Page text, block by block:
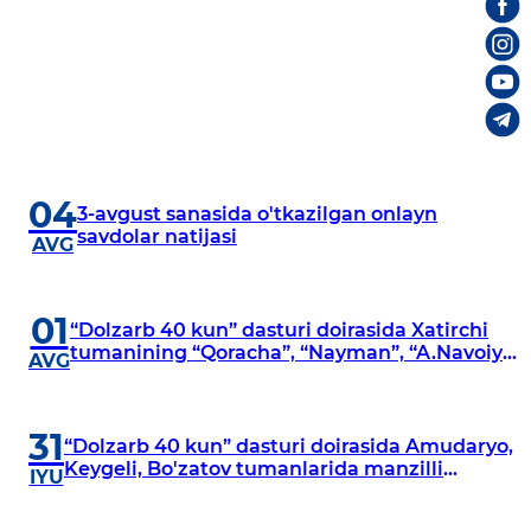
04
AVG
3-avgust sanasida o'tkazilgan onlayn
savdolar natijasi
01
AVG
“Dolzarb 40 kun” dasturi doirasida Xatirchi
tumanining “Qoracha”, “Nayman”, “A.Navoiy”
31
IYU
“Dolzarb 40 kun” dasturi doirasida Amudaryo,
Keygeli, Bo'zatov tumanlarida manzilli